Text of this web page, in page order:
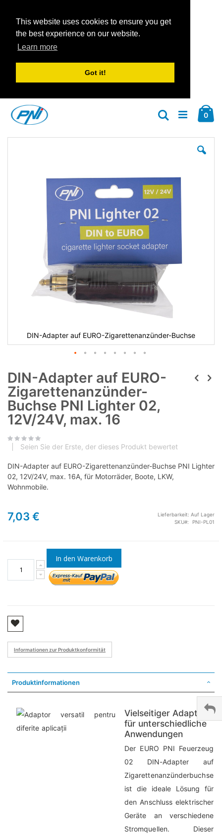
This website uses cookies to ensure you get
the best experience on our website.
Learn more
Got it!
Inhalt
springen
0
Suche
DIN-Adapter auf EURO-Zigarettenanzünder-Buchse
DIN-Adapter auf EURO-
Zigarettenanzünder-
Buchse PNI Lighter 02,
12V/24V, max. 16
Seien Sie der Erste, der dieses Produkt bewertet
DIN-Adapter auf EURO-Zigarettenanzünder-Buchse PNI Lighter
02, 12V/24V, max. 16A, für Motorräder, Boote, LKW,
Wohnmobile.
7,03 € Lieferbarkeit: Auf Lager
SKU
PNI-PL01
In den Warenkorb
Informationen zur Produktkonformität
Produktinformationen
Vielseitiger Adapter
für unterschiedliche
Anwendungen
Der EURO PNI Feuerzeug
02 DIN-Adapter auf
Zigarettenanzünderbuchse
ist die ideale Lösung für
den Anschluss elektrischer
Geräte an verschiedene
Stromquellen. Dieser